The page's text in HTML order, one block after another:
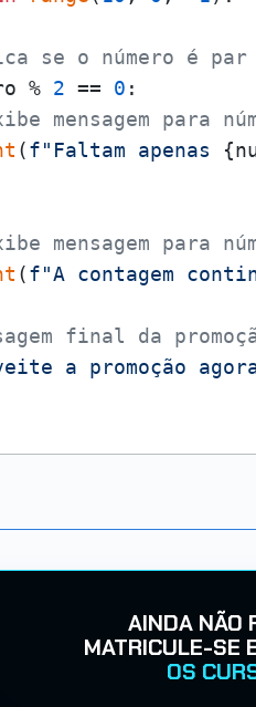
se o número é par
% 2 == 0 :
mensagem para
(f"Faltam apenas
mensagem para
(f"A contagem
final da
a promoção
AINDA NÃO
MATRICULE-SE
OS